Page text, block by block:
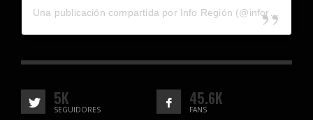
5K
SEGUIDORES
45.6K
FANS